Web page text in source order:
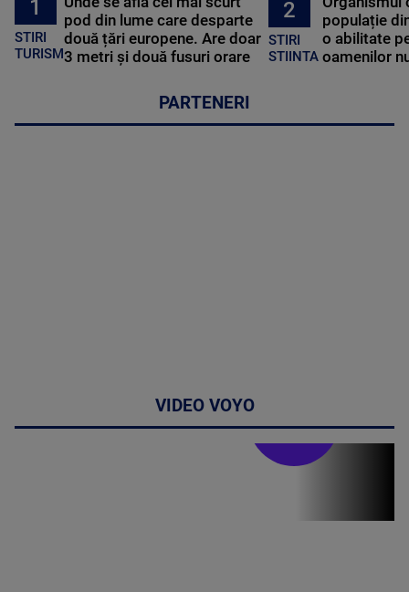
1
STIRI
TURISM
pod din lume care desparte
două țări europene. Are doar
3 metri și două fusuri orare
2
STIRI
STIINTA
populație
o abilitate
oamenilor
PARTENERI
VIDEO VOYO